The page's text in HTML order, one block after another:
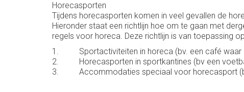
Horecasporten
Tijdens horecasporten komen in veel gevallen de
Hieronder staat een richtlijn hoe om te gaan met
regels voor horeca. Deze richtlijn is van toepassing
1. Sportactiviteiten in horeca (bv. een café waar
2. Horecasporten in sportkantines (bv een
3. Accommodaties speciaal voor horecasport